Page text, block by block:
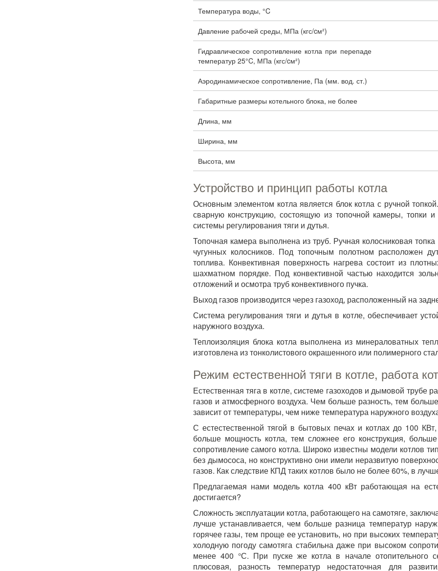
Температура воды, °C
Давление рабочей среды, МПа (кгс/cм²)
Гидравлическое сопротивление котла при перепаде
температур 25°C, МПа (кгс/cм²)
Аэродинамическое сопротивление, Па (мм. вод. ст.)
Габаритные размеры котельного блока, не более
Длина, мм
Ширина, мм
Высота, мм
Устройство и принцип работы котла
Основным элементом котла является блок котла с ручной
сварную конструкцию, состоящую из топочной камеры, топки
системы регулирования тяги и дутья.
Топочная камера выполнена из труб. Ручная колосниковая
чугунных колосников. Под топочным полотном расположен
топлива. Конвективная поверхность нагрева состоит из
шахматном порядке. Под конвективной частью находится
отложений и осмотра труб конвективного пучка.
Выход газов производится через газоход, расположенный на
Система регулирования тяги и дутья в котле, обеспечивает
наружного воздуха.
Теплоизоляция блока котла выполнена из минераловатных
изготовлена из тонколистового окрашенного или полимерного
Режим естественной тяги в котле, работа
Естественная тяга в котле, системе газоходов и дымовой трубе
газов и атмосферного воздуха. Чем больше разность, тем
зависит от температуры, чем ниже температура наружного
С естестественной тягой в бытовых печах и котлах до 100
больше мощность котла, тем сложнее его конструкция,
сопротивление самого котла. Широко известны модели котлов
без дымососа, но конструктивно они имели неразвитую
газов. Как следствие КПД таких котлов было не более 60%, в
Предлагаемая нами модель котла 400 кВт работающая на
достигается?
Сложность эксплуатации котла, работающего на самотяге,
лучше устанавливается, чем больше разница температур
горячее газы, тем проще ее установить, но при высоких
холодную погоду самотяга стабильна даже при высоком
менее 400 °С. При пуске же котла в начале отопительного
плюсовая, разность температур недостаточная для